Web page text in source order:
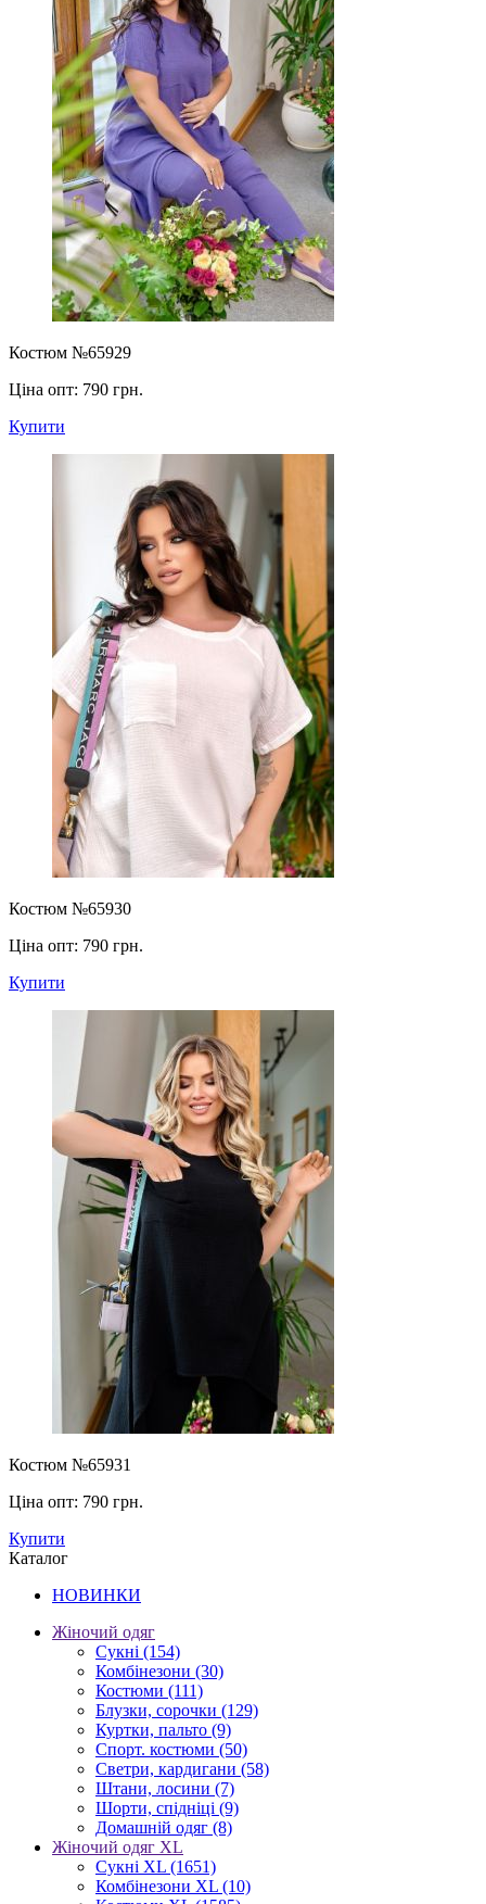
Костюм №65929
Ціна опт: 790 грн.
Купити
Костюм №65930
Ціна опт: 790 грн.
Купити
Костюм №65931
Ціна опт: 790 грн.
Купити
Каталог
НОВИНКИ
Жіночий одяг
Сукні (154)
Комбінезони (30)
Костюми (111)
Блузки, сорочки (129)
Куртки, пальто (9)
Спорт. костюми (50)
Светри, кардигани (58)
Штани, лосини (7)
Шорти, спідніці (9)
Домашній одяг (8)
Жіночий одяг XL
Cукні XL (1651)
Комбінезони XL (10)